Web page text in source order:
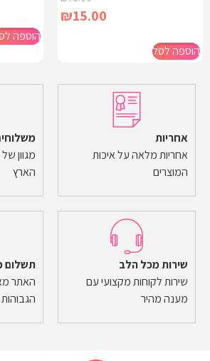
₪15.00
הוספה לסל
הוספה
אחריות
אחריות מלאה על איכות
המוצרים
מגוון
הארץ
שירות מכל הלב
שירות לקוחות מקצועי עם
מענה מהיר
תשלום
האתר
הגבוהות